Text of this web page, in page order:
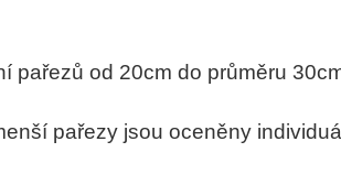
pařezů od 20cm do průměru
pařezy jsou oceněny